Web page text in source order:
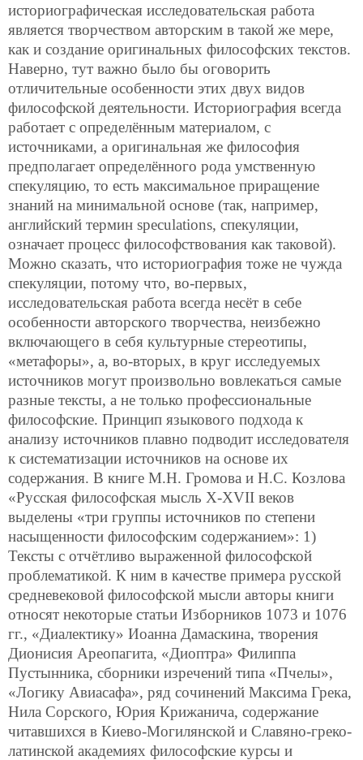
историографическая исследовательская работа
является творчеством авторским в такой же мере,
как и создание оригинальных философских текстов.
Наверно, тут важно было бы оговорить
отличительные особенности этих двух видов
философской деятельности. Историография всегда
работает с определённым материалом, с
источниками, а оригинальная же философия
предполагает определённого рода умственную
спекуляцию, то есть максимальное приращение
знаний на минимальной основе (так, например,
английский термин speculations, спекуляции,
означает процесс философствования как таковой).
Можно сказать, что историография тоже не чужда
спекуляции, потому что, во-первых,
исследовательская работа всегда несёт в себе
особенности авторского творчества, неизбежно
включающего в себя культурные стереотипы,
«метафоры», а, во-вторых, в круг исследуемых
источников могут произвольно вовлекаться самые
разные тексты, а не только профессиональные
философские. Принцип языкового подхода к
анализу источников плавно подводит исследователя
к систематизации источников на основе их
содержания. В книге М.Н. Громова и Н.С. Козлова
«Русская философская мысль Х-ХVII веков
выделены «три группы источников по степени
насыщенности философским содержанием»: 1)
Тексты с отчётливо выраженной философской
проблематикой. К ним в качестве примера русской
средневековой философской мысли авторы книги
относят некоторые статьи Изборников 1073 и 1076
гг., «Диалектику» Иоанна Дамаскина, творения
Дионисия Ареопагита, «Диоптра» Филиппа
Пустынника, сборники изречений типа «Пчелы»,
«Логику Авиасафа», ряд сочинений Максима Грека,
Нила Сорского, Юрия Крижанича, содержание
читавшихся в Киево-Могилянской и Славяно-греко-
латинской академиях философские курсы и